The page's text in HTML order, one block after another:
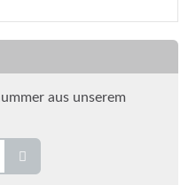
aus unserem